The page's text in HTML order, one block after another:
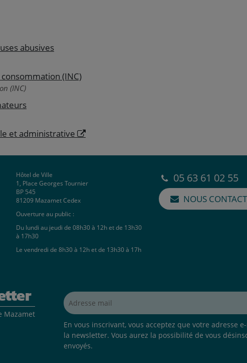
abusives
(INC)
(INC)
et administrative
Hôtel de Ville
1, Place Georges Tournier
BP 545
81209 Mazamet Cedex
Ouverture au public :
Du lundi au jeudi de 08h30 à 12h et de 13h30
à 17h30
Le vendredi de 8h30 à 12h et de 13h30 à 17h
05 63 61 02 55
NOUS
Mazamet
Adresse mail*
En vous inscrivant, vous acceptez que votre adresse
la newsletter. Vous aurez la possibilité de vous
envoyés.